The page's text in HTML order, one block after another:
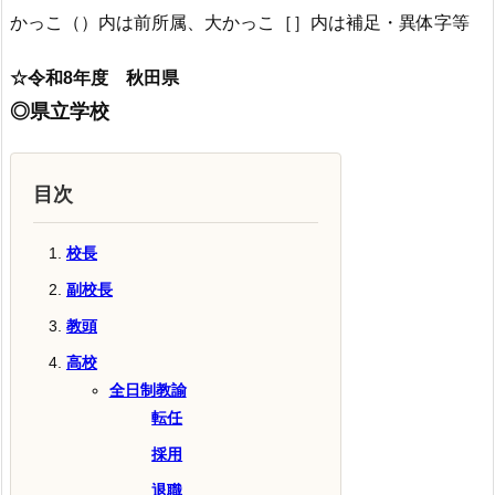
かっこ（）内は前所属、大かっこ［］内は補足・異体字等
☆令和8年度 秋田県
◎県立学校
目次
校長
副校長
教頭
高校
全日制教諭
転任
採用
退職